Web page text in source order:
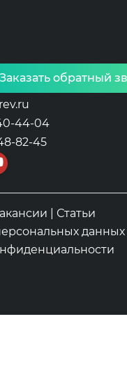
Заказать обратный
44-04
82-45
Статьи
данных